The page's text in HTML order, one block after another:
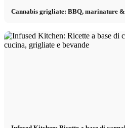
Cannabis grigliate: BBQ, marinature